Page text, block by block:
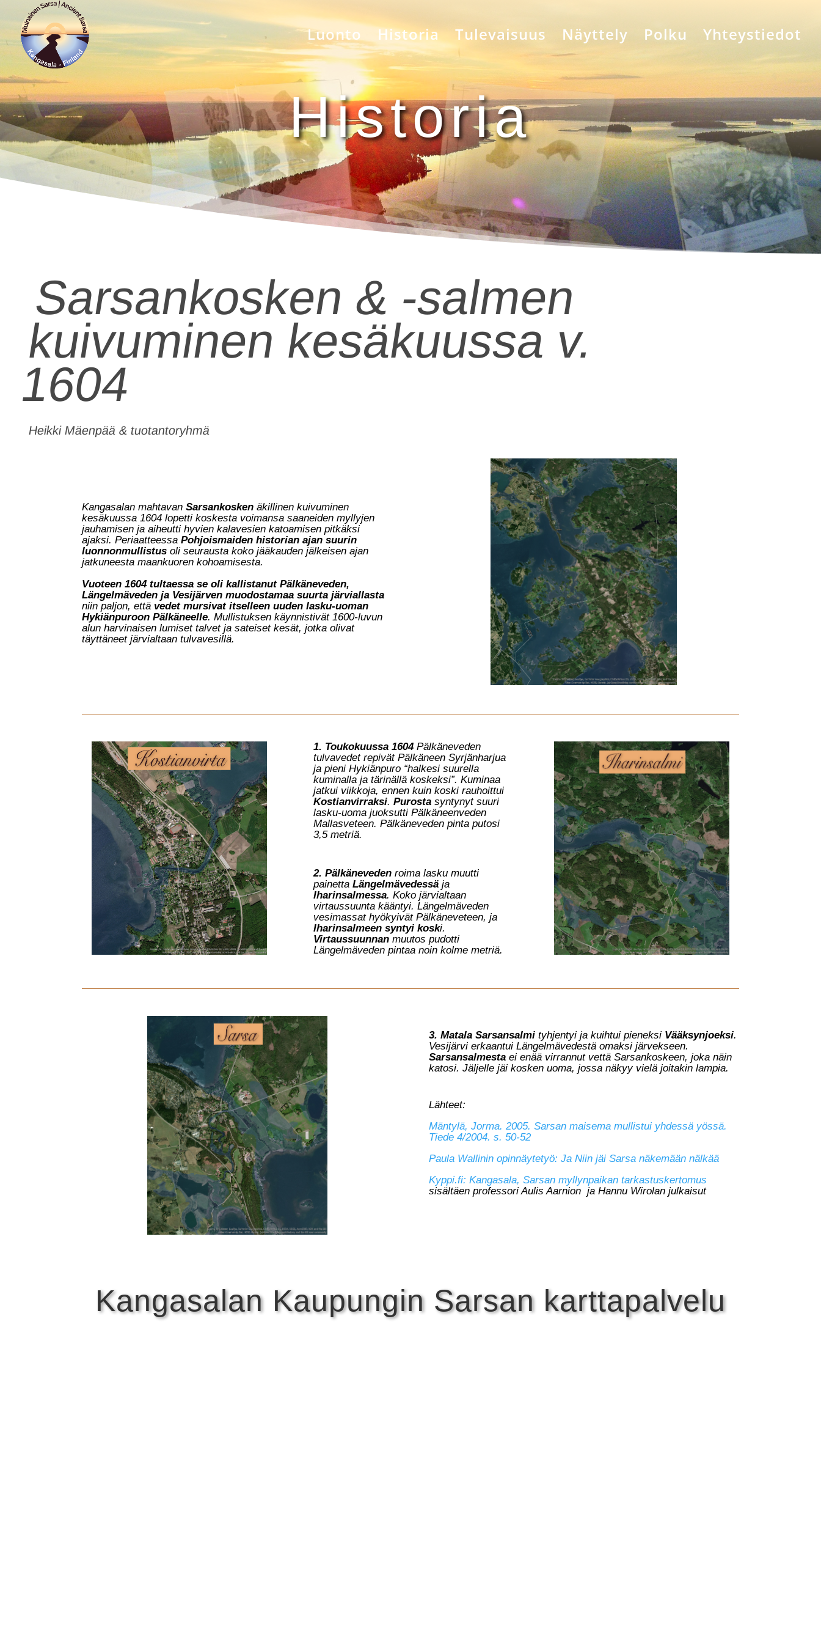
Luonto Historia Tulevaisuus Näyttely Polku Yhteystiedot
Historia
Sarsankosken & -salmen
kuivuminen kesäkuussa v.
1604
Heikki Mäenpää & tuotantoryhmä
Kangasalan mahtavanSarsankoskenäkillinen kuivuminen
kesäkuussa 1604 lopetti koskesta voimansa saaneiden myllyjen
jauhamisen ja aiheutti hyvien kalavesien katoamisen pitkäksi
ajaksi. PeriaatteessaPohjoismaiden historian ajan suurin
luonnonmullistus oli seurausta koko jääkauden jälkeisen ajan
jatkuneesta maankuoren kohoamisesta.
Vuoteen 1604 tultaessa se oli kallistanut Pälkäneveden,
Längelmäveden ja Vesijärven muodostamaa suurta järviallasta
niin paljon, että vedet mursivat itselleen uuden lasku-uoman
Hykiänpuroon Pälkäneelle. Mullistuksen käynnistivät 1600-luvun
alun harvinaisen lumiset talvet ja sateiset kesät, jotka olivat
täyttäneet järvialtaan tulvavesillä.
1. Toukokuussa 1604Pälkäneveden
tulvavedet repivät Pälkäneen Syrjänharjua
ja pieni Hykiänpuro “halkesi suurella
kuminalla ja tärinällä koskeksi”. Kuminaa
jatkui viikkoja, ennen kuin koski rauhoittui
Kostianvirraksi. Purostasyntynyt suuri
lasku-uoma juoksutti Pälkäneenveden
Mallasveteen. Pälkäneveden pinta putosi
3,5 metriä.
2. Pälkänevedenroima lasku muutti
painetta Längelmävedessäja
Iharinsalmessa. Koko järvialtaan
virtaussuunta kääntyi. Längelmäveden
vesimassat hyökyivät Pälkäneveteen, ja
Iharinsalmeen syntyi koski.
Virtaussuunnanmuutos pudotti
Längelmäveden pintaa noin kolme metriä.
3. Matala Sarsansalmityhjentyi ja kuihtui pieneksi Vääksynjoeksi.
Vesijärvi erkaantui Längelmävedestä omaksi järvekseen.
Sarsansalmestaei enää virrannut vettä Sarsankoskeen, joka näin
katosi. Jäljelle jäi kosken uoma, jossa näkyy vielä joitakin lampia.
Lähteet:
Mäntylä, Jorma. 2005. Sarsan maisema mullistui yhdessä yössä.
Tiede 4/2004. s. 50-52
Paula Wallinin opinnäytetyö: Ja Niin jäi Sarsa näkemään nälkää
Kyppi.fi: Kangasala, Sarsan myllynpaikan tarkastuskertomus
sisältäen professori Aulis Aarnion ja Hannu Wirolan julkaisut
Kangasalan Kaupungin Sarsan karttapalvelu